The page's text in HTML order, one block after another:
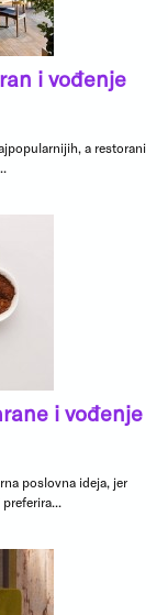
i vođenje
a restorani
i vođenje
poslovna ideja, jer